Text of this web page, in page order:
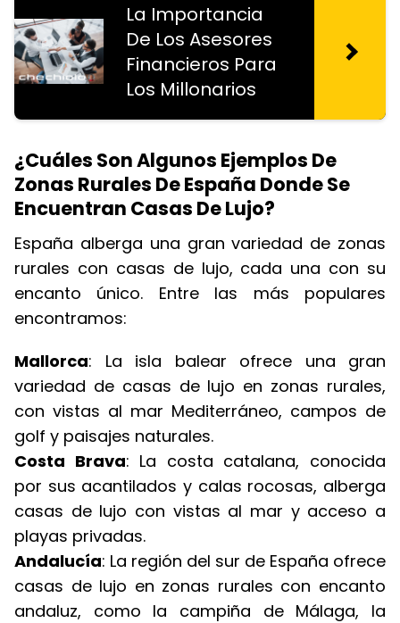
La Importancia
De Los Asesores
Financieros Para
Los Millonarios
¿Cuáles Son Algunos Ejemplos De
Zonas Rurales De España Donde Se
Encuentran Casas De Lujo?
España alberga una gran variedad de zonas
rurales con casas de lujo, cada una con su
encanto único. Entre las más populares
encontramos:
Mallorca: La isla balear ofrece una gran
variedad de casas de lujo en zonas rurales,
con vistas al mar Mediterráneo, campos de
golf y paisajes naturales.
Costa Brava: La costa catalana, conocida
por sus acantilados y calas rocosas, alberga
casas de lujo con vistas al mar y acceso a
playas privadas.
Andalucía: La región del sur de España ofrece
casas de lujo en zonas rurales con encanto
andaluz, como la campiña de Málaga, la